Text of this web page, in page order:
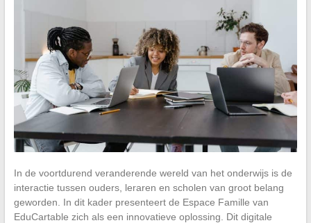
In de voortdurend veranderende wereld van het onderwijs is de
interactie tussen ouders, leraren en scholen van groot belang
geworden. In dit kader presenteert de Espace Famille van
EduCartable zich als een innovatieve oplossing. Dit digitale